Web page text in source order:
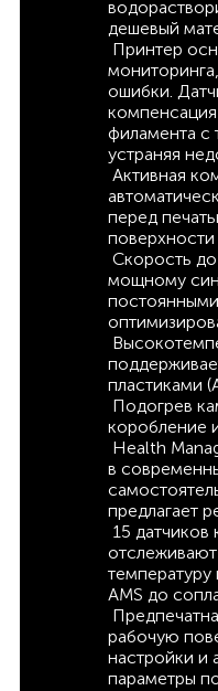
дешевый
Принтер
ошибки.
компенсация
филамента с
устраняя
Активная
перед
Скорость
мощному
пластиками
Подогрев
коробление
Health
в
предлагает
15
температуру
AMS до
рабочую
настройки и
параметры